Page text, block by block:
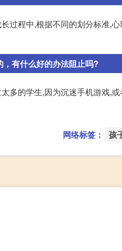
过程中,根据不同的划分标准,
有什么好的办法阻止吗?
多的学生,因为沉迷手机游戏,
网络标签： 孩